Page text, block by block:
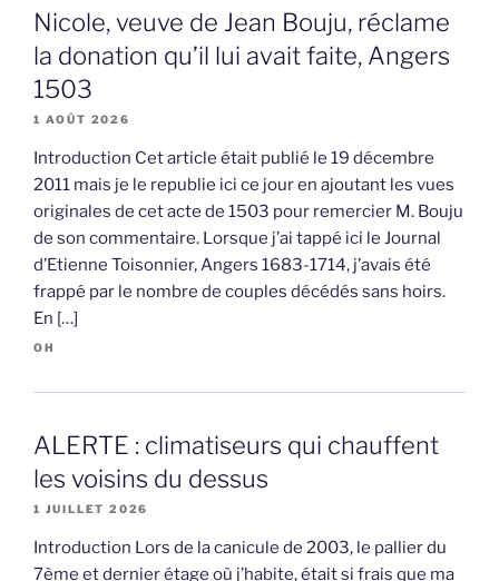
Nicole, veuve de Jean Bouju, réclame
la donation qu’il lui avait faite, Angers
1503
1 AOÛT 2026
Introduction Cet article était publié le 19 décembre
2011 mais je le republie ici ce jour en ajoutant les vues
originales de cet acte de 1503 pour remercier M. Bouju
de son commentaire. Lorsque j’ai tappé ici le Journal
d’Etienne Toisonnier, Angers 1683-1714, j’avais été
frappé par le nombre de couples décédés sans hoirs.
En […]
OH
ALERTE : climatiseurs qui chauffent
les voisins du dessus
1 JUILLET 2026
Introduction Lors de la canicule de 2003, le pallier du
7ème et dernier étage où j’habite, était si frais que ma